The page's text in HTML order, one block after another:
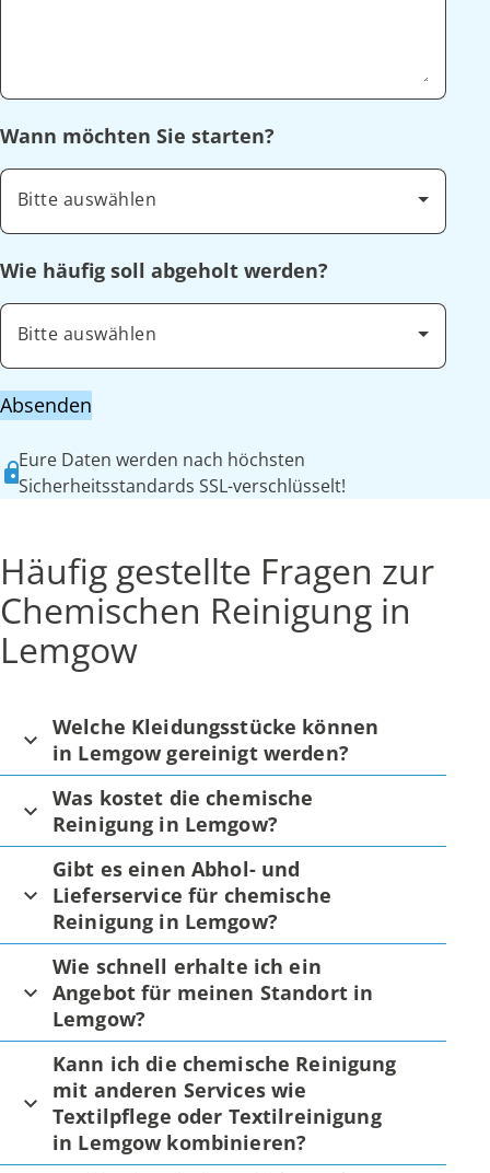
Wann möchten Sie starten?
Bitte auswählen
Wie häufig soll abgeholt werden?
Bitte auswählen
Absenden
Eure Daten werden nach höchsten
Sicherheitsstandards SSL-verschlüsselt!
Häufig gestellte Fragen zur
Chemischen Reinigung in
Lemgow
Welche Kleidungsstücke können
in Lemgow gereinigt werden?
Was kostet die chemische
Reinigung in Lemgow?
Gibt es einen Abhol- und
Lieferservice für chemische
Reinigung in Lemgow?
Wie schnell erhalte ich ein
Angebot für meinen Standort in
Lemgow?
Kann ich die chemische Reinigung
mit anderen Services wie
Textilpflege oder Textilreinigung
in Lemgow kombinieren?